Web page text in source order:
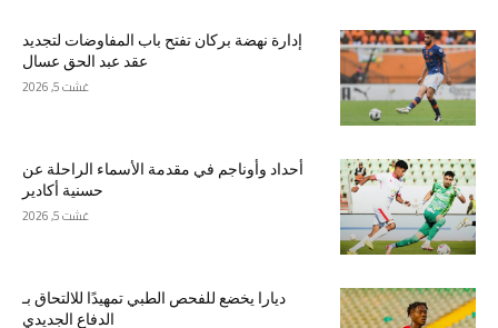
إدارة نهضة بركان تفتح باب المفاوضات لتجديد
عقد عبد الحق عسال
غشت 5, 2026
أحداد وأوناجم في مقدمة الأسماء الراحلة عن
حسنية أكادير
غشت 5, 2026
ديارا يخضع للفحص الطبي تمهيدًا للالتحاق بـ
الدفاع الجديدي